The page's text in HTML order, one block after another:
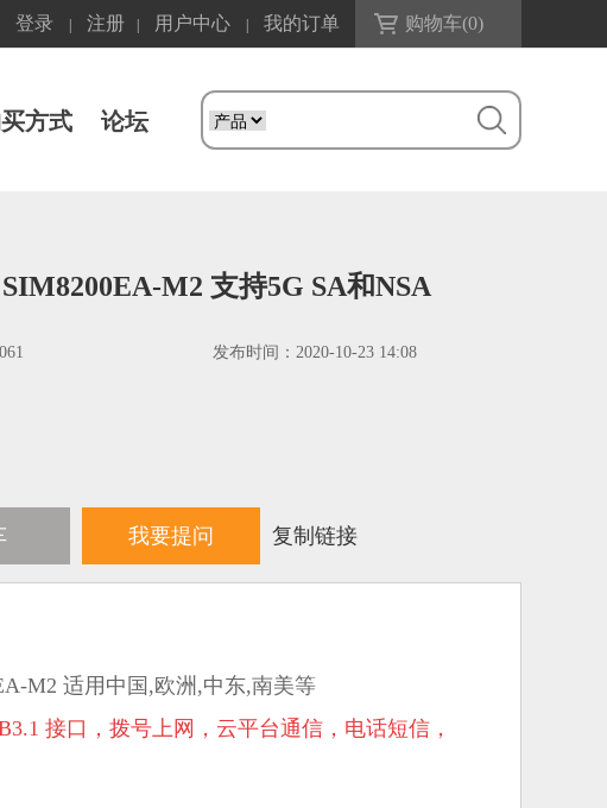
登录 注册 用户中心 我的订单 购物车(0)
方式 论坛
M2 支持5G SA和NSA
发布时间： 2020-10-23 14:08
我要提问 复制链接
M2 适用中国,欧洲,中东,南美等
接口，拨号上网，云平台通信，电话短信，